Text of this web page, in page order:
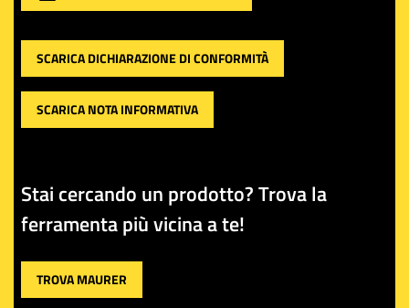
SCARICA DICHIARAZIONE DI CONFORMITÀ
SCARICA NOTA INFORMATIVA
Stai cercando un prodotto? Trova la
ferramenta più vicina a te!
TROVA MAURER